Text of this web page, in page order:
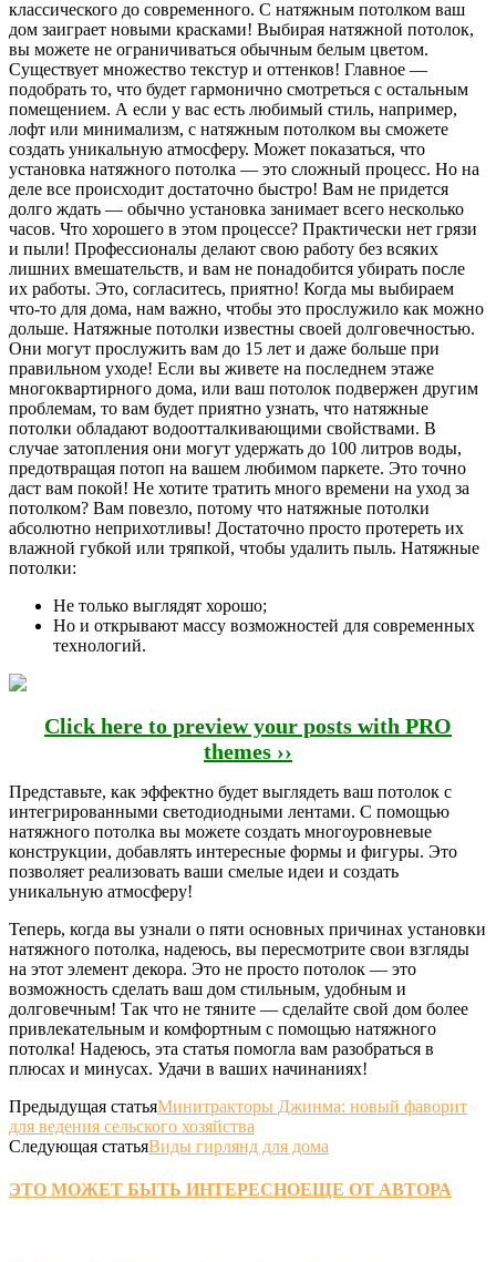
классического до современного. С натяжным потолком ваш
дом заиграет новыми красками! Выбирая натяжной потолок,
вы можете не ограничиваться обычным белым цветом.
Существует множество текстур и оттенков! Главное —
подобрать то, что будет гармонично смотреться с остальным
помещением. А если у вас есть любимый стиль, например,
лофт или минимализм, с натяжным потолком вы сможете
создать уникальную атмосферу. Может показаться, что
установка натяжного потолка — это сложный процесс. Но на
деле все происходит достаточно быстро! Вам не придется
долго ждать — обычно установка занимает всего несколько
часов. Что хорошего в этом процессе? Практически нет грязи
и пыли! Профессионалы делают свою работу без всяких
лишних вмешательств, и вам не понадобится убирать после
их работы. Это, согласитесь, приятно! Когда мы выбираем
что-то для дома, нам важно, чтобы это прослужило как можно
дольше. Натяжные потолки известны своей долговечностью.
Они могут прослужить вам до 15 лет и даже больше при
правильном уходе! Если вы живете на последнем этаже
многоквартирного дома, или ваш потолок подвержен другим
проблемам, то вам будет приятно узнать, что натяжные
потолки обладают водоотталкивающими свойствами. В
случае затопления они могут удержать до 100 литров воды,
предотвращая потоп на вашем любимом паркете. Это точно
даст вам покой! Не хотите тратить много времени на уход за
потолком? Вам повезло, потому что натяжные потолки
абсолютно неприхотливы! Достаточно просто протереть их
влажной губкой или тряпкой, чтобы удалить пыль. Натяжные
потолки:
Не только выглядят хорошо;
Но и открывают массу возможностей для современных
технологий.
Click here to preview your posts with PRO
themes ››
Представьте, как эффектно будет выглядеть ваш потолок с
интегрированными светодиодными лентами. С помощью
натяжного потолка вы можете создать многоуровневые
конструкции, добавлять интересные формы и фигуры. Это
позволяет реализовать ваши смелые идеи и создать
уникальную атмосферу!
Теперь, когда вы узнали о пяти основных причинах установки
натяжного потолка, надеюсь, вы пересмотрите свои взгляды
на этот элемент декора. Это не просто потолок — это
возможность сделать ваш дом стильным, удобным и
долговечным! Так что не тяните — сделайте свой дом более
привлекательным и комфортным с помощью натяжного
потолка! Надеюсь, эта статья помогла вам разобраться в
плюсах и минусах. Удачи в ваших начинаниях!
Предыдущая статьяМинитракторы Джинма: новый фаворит
для ведения сельского хозяйства
Следующая статьяВиды гирлянд для дома
ЭТО МОЖЕТ БЫТЬ ИНТЕРЕСНОЕЩЕ ОТ АВТОРА